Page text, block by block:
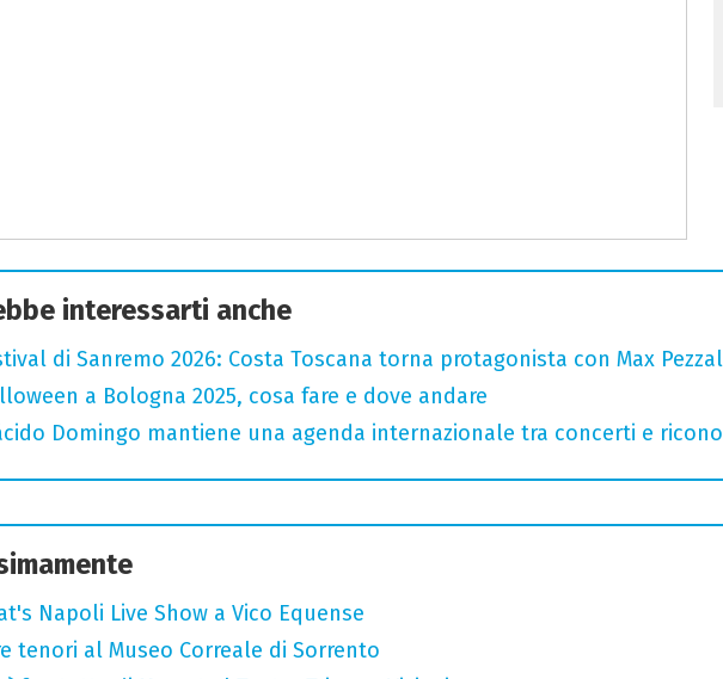
interessarti anche
di Sanremo 2026: Costa Toscana torna protagonista con Max
a Bologna 2025, cosa fare e dove andare
Domingo mantiene una agenda internazionale tra concerti e
Napoli Live Show a Vico Equense
tenori al Museo Correale di Sorrento